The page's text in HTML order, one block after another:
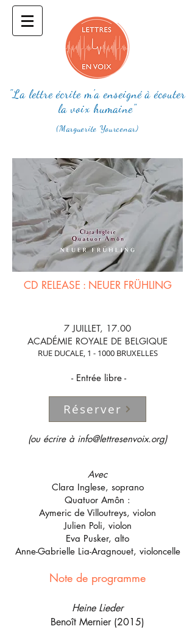
"La lettre écrite m'a enseigné à écouter
la voix humaine"
(Marguerite Yourcenar)
CD RELEASE : NEUER FRÜHLING
7 JUILLET, 17.00
ACADÉMIE ROYALE DE BELGIQUE
RUE DUCALE, 1 - 1000 BRUXELLES
- Entrée libre -
(ou écrire à info@lettresenvoix.org)
Avec
Clara Inglese, soprano
Quatuor Amôn :
Aymeric de Villoutreys, violon
Julien Poli, violon
Eva Pusker, alto
Anne-Gabrielle Lia-Aragnouet, violoncelle
Réserver
Note de programme
Heine Lieder
Benoît Mernier (2015)